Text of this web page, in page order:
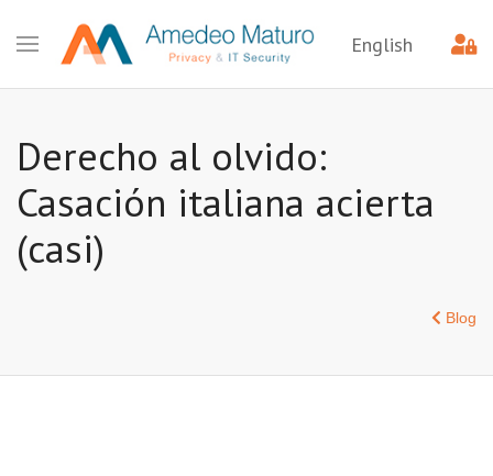
English
Derecho al olvido:
Casación italiana acierta
(casi)
Blog